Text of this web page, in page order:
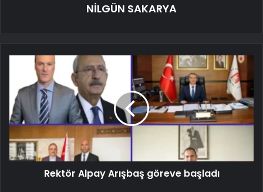
NİLGÜN SAKARYA
Rektör Alpay Arışbaş göreve başladı